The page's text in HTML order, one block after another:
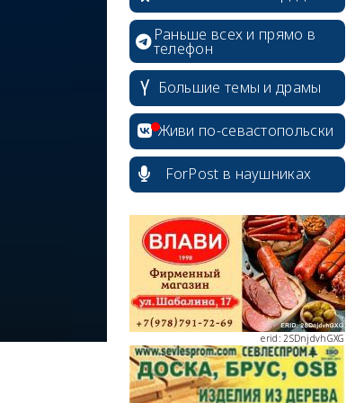
Раньше всех и прямо в
телефон
Большие темы и драмы
Живи по-севастопольски
ForPost в наушниках
erid: 2SDnjcrDNw6
erid: 2SDnjdvhGXG